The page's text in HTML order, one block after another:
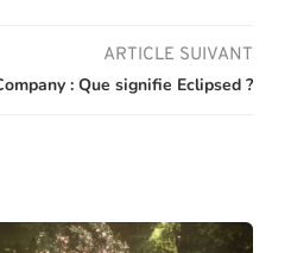
ARTICLE SUIVANT
: Que signifie Eclipsed ?